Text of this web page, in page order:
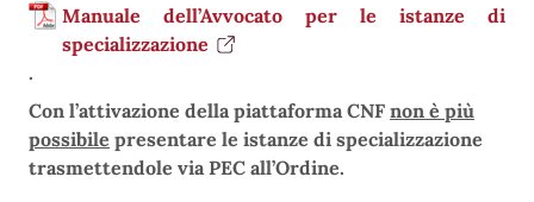
Manuale dell’Avvocato per le istanze di
specializzazione
.
Con l’attivazione della piattaforma CNF non è più
possibile presentare le istanze di specializzazione
trasmettendole via PEC all’Ordine.